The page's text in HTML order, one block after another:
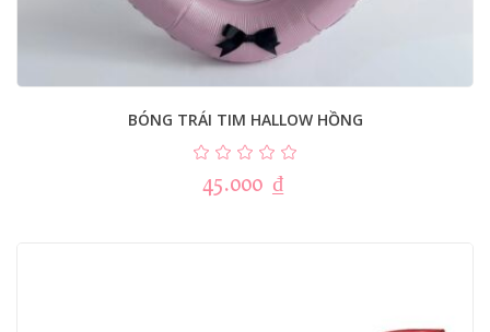
BÓNG TRÁI TIM HALLOW HỒNG
45.000 ₫